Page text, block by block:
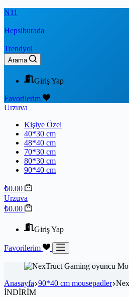
N11
Hepsiburada
Trendyol
Arama
Giriş Yap
Favorilerim
Urzuva
Kişiye Özel
40*30 cm
48*40 cm
70*30 cm
80*30 cm
90*40 cm
₺0.00
Urzuva
₺0.00
Giriş Yap
Favorilerim
Anasayfa 90*40 cm mousepadler
İNDİRİM